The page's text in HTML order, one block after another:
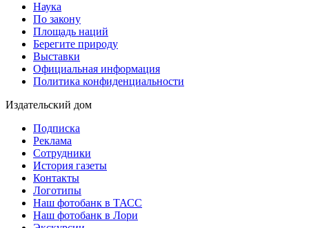
Наука
По закону
Площадь наций
Берегите природу
Выставки
Официальная информация
Политика конфиденциальности
Издательский дом
Подписка
Реклама
Сотрудники
История газеты
Контакты
Логотипы
Наш фотобанк в ТАСС
Наш фотобанк в Лори